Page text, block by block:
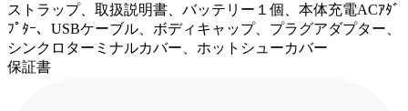
ストラップ、取扱説明書、バッテリー１個、本体充電ACｱﾀﾞ
ﾌﾟﾀｰ、USBケーブル、ボディキャップ、プラグアダプター、
シンクロターミナルカバー、ホットシューカバー
保証書